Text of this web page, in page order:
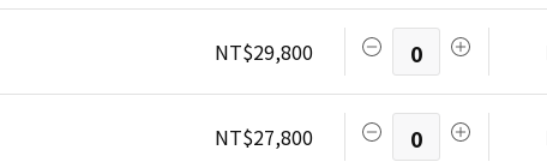
NT$29,800 0
NT$27,800 0